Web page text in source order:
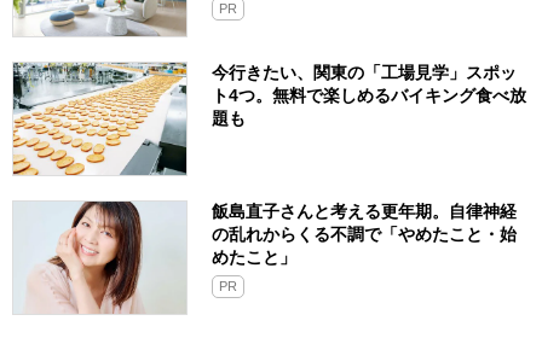
PR
今行きたい、関東の「工場見学」スポッ
ト4つ。無料で楽しめるバイキング食べ放
題も
飯島直子さんと考える更年期。自律神経
の乱れからくる不調で「やめたこと・始
めたこと」
PR